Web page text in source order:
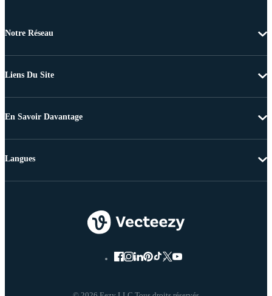
Notre Réseau
Liens Du Site
En Savoir Davantage
Langues